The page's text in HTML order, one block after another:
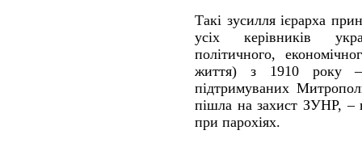
Такі зусилля ієрарха
усіх керівників
політичного,
життя) з 1910 року –
підтримуваних
пішла на захист ЗУНР, –
при парохіях.